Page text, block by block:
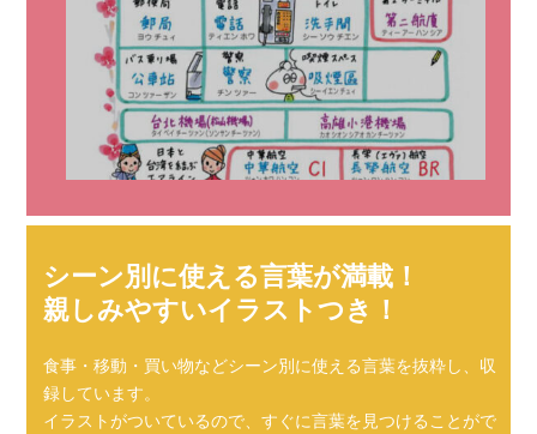
シーン別に使える言葉が満載！
親しみやすいイラストつき！
食事・移動・買い物などシーン別に使える言葉を抜粋し、収
録しています。
イラストがついているので、すぐに言葉を見つけることがで